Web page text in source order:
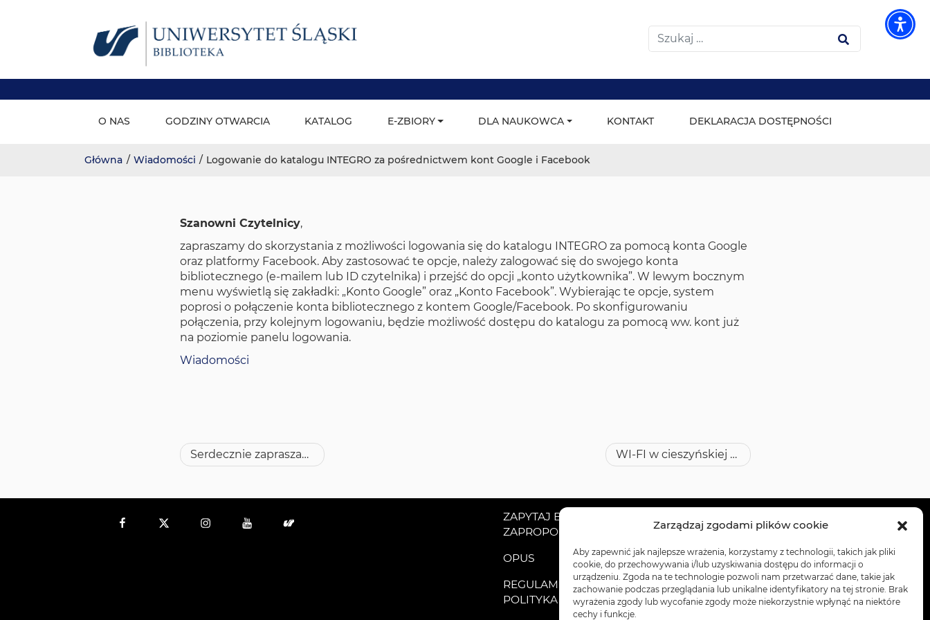
Zarządzaj zgodami plików cookie
Aby zapewnić jak najlepsze wrażenia, korzystamy z technologii, takich jak pliki
cookie, do przechowywania i/lub uzyskiwania dostępu do informacji o
urządzeniu. Zgoda na te technologie pozwoli nam przetwarzać dane, takie jak
zachowanie podczas przeglądania lub unikalne identyfikatory na tej stronie. Brak
wyrażenia zgody lub wycofanie zgody może niekorzystnie wpłynąć na niektóre
cechy i funkcje.
Wyszukiwarka
Szukaj
Menu główne
O NAS GODZINY OTWARCIA KATALOG E-ZBIORY DLA NAUKOWCA KONTAKT DEKLARACJA DOSTĘPNOŚCI
Główna / Wiadomości / Logowanie do katalogu INTEGRO za pośrednictwem kont Google i Facebook
Szanowni Czytelnicy,
zapraszamy do skorzystania z możliwości logowania się do katalogu INTEGRO za pomocą konta Google
oraz platformy Facebook. Aby zastosować te opcje, należy zalogować się do swojego konta
bibliotecznego (e-mailem lub ID czytelnika) i przejść do opcji „konto użytkownika”. W lewym bocznym
menu wyświetlą się zakładki: „Konto Google” oraz „Konto Facebook”. Wybierając te opcje, system
poprosi o połączenie konta bibliotecznego z kontem Google/Facebook. Po skonfigurowaniu
połączenia, przy kolejnym logowaniu, będzie możliwość dostępu do katalogu za pomocą ww. kont już
na poziomie panelu logowania.
Wiadomości
Nawigacja
wpisu
Serdecznie zapraszamy do korzystania z naszych zbiorów WI-FI w cieszyńskiej bibliotece
FacebookTwitter InstagramYouTube US
ZAPYTAJ BIBLIOTEKARZA
ZAPROPONUJ KSIĄŻKĘ
OPUS
REGULAMINY
POLITYKA PRYWATNOŚCI